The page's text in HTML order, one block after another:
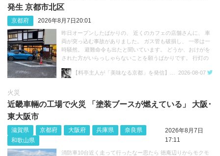
発生 京都市北区
京都府 2026年8月7日20:01
昨日オープンしたばかりの、 近くのカフェの店舗さんに、 車
両が突っ込む事故がありました。 ガス管も破損し、 一帯は一
時騒然。 避難命令も出たと聞いています。 どうか、おけがを
された方がいらっしゃらないことを願うばかりです。 行灯の
https://t.co/jcwPJIQv22 https://t.co/GaPGD6hgxg2026-08-07
火災
近畿車輛の工場で火災 「塗装ブースが燃えている」 大阪･
東大阪市
滋賀県 京都府 大阪府 兵庫県
奈良県
和歌山県
2026年8月7日
17:11
消防車10台近く走って行ったなー思たら 徳庵辺りからモクモ